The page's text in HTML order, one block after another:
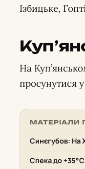
Ізбицьке,
На
просунутися
МАТЕРІАЛИ
Синєгубов: На
Спека до